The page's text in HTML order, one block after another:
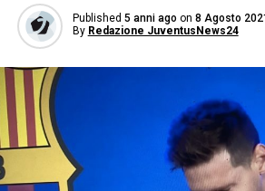
Published 5 anni ago on 8 Agosto
By Redazione JuventusNews24